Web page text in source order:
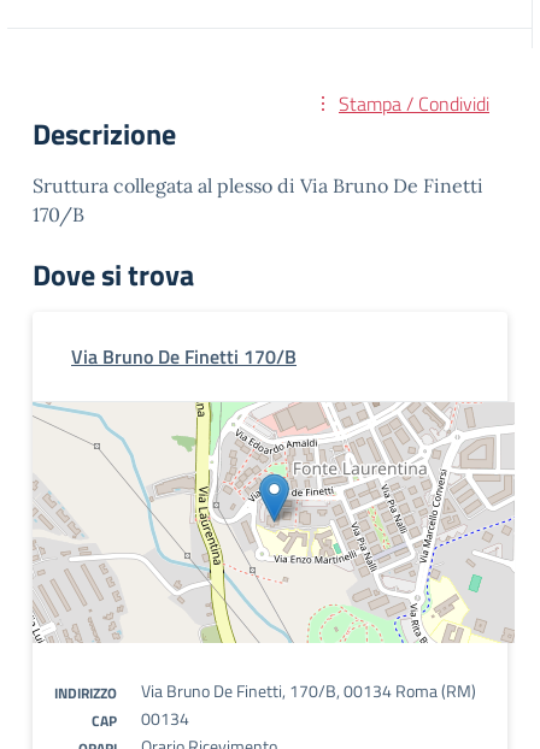
Stampa / Condividi
Descrizione
Sruttura collegata al plesso di Via Bruno De Finetti
170/B
Dove si trova
Via Bruno De Finetti 170/B
INDIRIZZO Via Bruno De Finetti, 170/B, 00134 Roma (RM)
CAP 00134